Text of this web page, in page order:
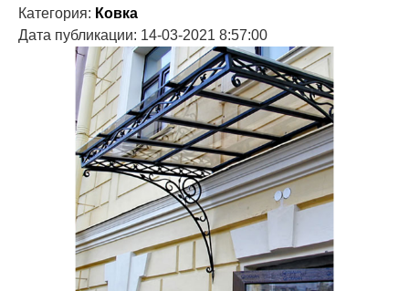
Категория: Ковка
Дата публикации: 14-03-2021 8:57:00